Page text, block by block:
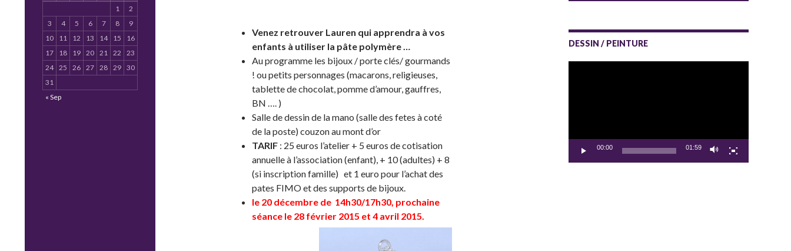
Venez retrouver Lauren qui apprendra à vos
enfants à utiliser la pâte polymère …
Au programme les bijoux / porte clés/ gourmands
! ou petits personnages (macarons, religieuses,
tablette de chocolat, pomme d’amour, gauffres,
BN …. )
Salle de dessin de la mano (salle des fetes à coté
de la poste) couzon au mont d’or
TARIF : 25 euros l’atelier + 5 euros de cotisation
annuelle à l’association (enfant), + 10 (adultes) + 8
(si inscription famille) et 1 euro pour l’achat des
pates FIMO et des supports de bijoux.
le 20 décembre de 14h30/17h30, prochaine
séance le 28 février 2015 et 4 avril 2015.
DESSIN / PEINTURE
00:00 01:59
1
2
3
4 5 6 7 8
9
10
11 12 13 14 15
16
17
18 19 20 21 22
23
24 25 26 27 28 29 30
31
« Sep